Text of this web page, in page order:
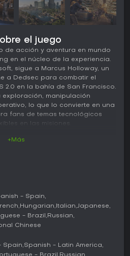
el juego
de acción y aventura en mundo
en el núcleo de la experiencia.
sigue a Marcus Holloway, un
a Dedsec para combatir el
2.0 en la bahía de San Francisco.
exploración, manipulación
lo que lo convierte en una
fans de temas tecnológicos
en las misiones.
distraer enemigos o generar
estilos de juego, desde
enfrentamientos directos, con
RC teledirigidos y drones
Las habilidades se
personalizaciones como
derribos cuerpo a cuerpo
+Más
- Spain
Hungarian Italian Japanese
- Brazil
Russian
Chinese
Spain Spanish - Latin America